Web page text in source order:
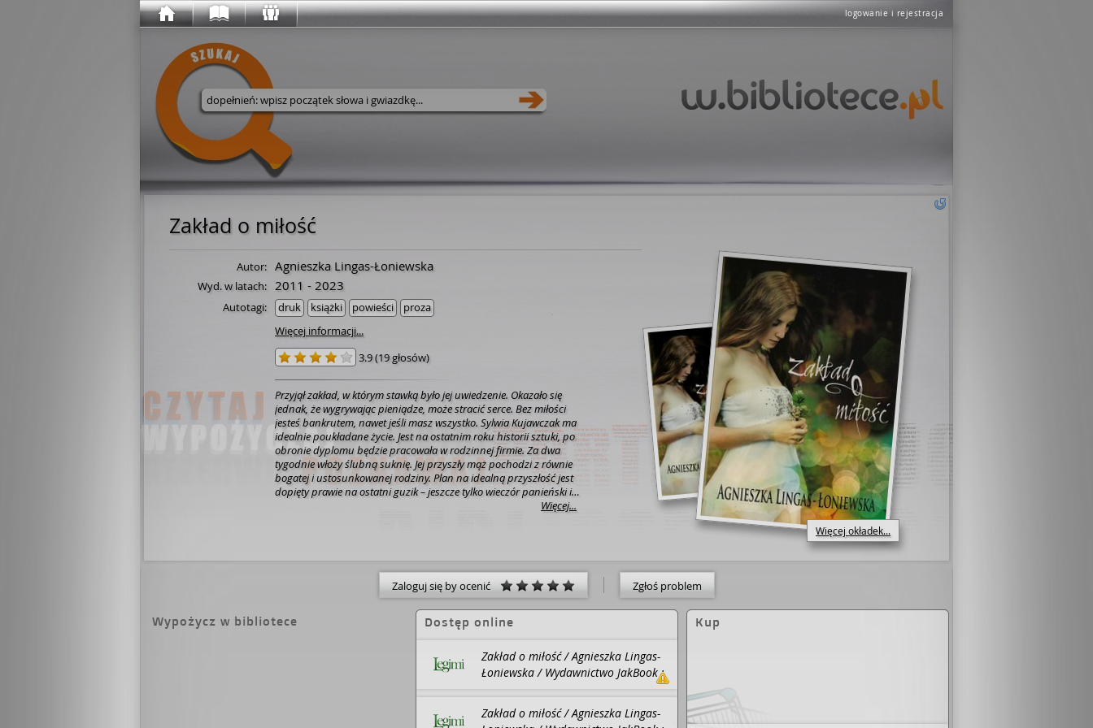
logowanie i rejestracja
Wyszukaj w serwisie
Zakład o miłość
Więcej okładek...
Autor: Agnieszka Lingas-Łoniewska
Wyd. w latach: 2011 - 2023
Autotagi: druk książki powieści
proza
Więcej informacji...
3.9(19 głosów)
Przyjął zakład, w którym stawką było jej uwiedzenie. Okazało się
jednak, że wygrywając pieniądze, może stracić serce. Bez miłości
jesteś bankrutem, nawet jeśli masz wszystko. Sylwia Kujawczak ma
idealnie poukładane życie. Jest na ostatnim roku historii sztuki, po
obronie dyplomu będzie pracowała w rodzinnej firmie. Za dwa
tygodnie włoży ślubną suknię. Jej przyszły mąż pochodzi z równie
bogatej i ustosunkowanej rodziny. Plan na idealną przyszłość jest
dopięty prawie na ostatni guzik – jeszcze tylko wieczór panieński i
ceremonia w rodzinnym dworku. Gdy Sylwia jedzie z przyjaciółkami
porzuciła, ojciec nie potrafił pokryć tego deficytu. W związkach z
kobietami bierze, nie angażując się i nie dając nic z siebie. Sylwia i
Aleks poznają się na imprezie. Ona – delikatna, krucha,
romantyczna. On – bywalec dyskotek, twardy i bezwzględny.
Przyciągają się jak dwa przeciwieństwa. Sylwia jest zaintrygowana
światem, do którego wcześniej nie miała dostępu. Aleksa pociąga jej
zaaranżowane małżeństwo i życie zaplanowane przez rodziców to
nie może przegrać zakładu, w którym stawką jest zdobycie zaufania
Więcej...
Zaloguj się by ocenić Zgłoś problem
Wypożycz w bibliotece Dostęp online
Zakład o miłość / Agnieszka Lingas-
Łoniewska / Wydawnictwo JakBook :
Zakład o miłość / Agnieszka Lingas-
Kup